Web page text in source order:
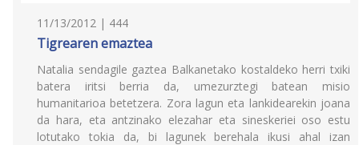
11/13/2012 | 444
Tigrearen emaztea
Natalia sendagile gaztea Balkanetako kostaldeko herri txiki
batera iritsi berria da, umezurztegi batean misio
humanitarioa betetzera. Zora lagun eta lankidearekin joana
da hara, eta antzinako elezahar eta sineskeriei oso estu
lotutako tokia da, bi lagunek berehala ikusi ahal izan